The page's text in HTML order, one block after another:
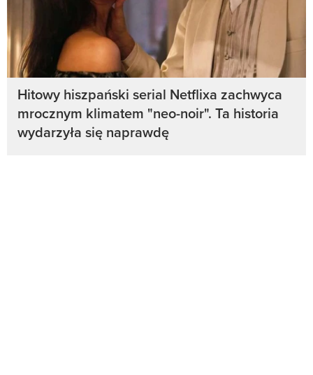
Hitowy hiszpański serial Netflixa zachwyca
mrocznym klimatem "neo-noir". Ta historia
wydarzyła się naprawdę